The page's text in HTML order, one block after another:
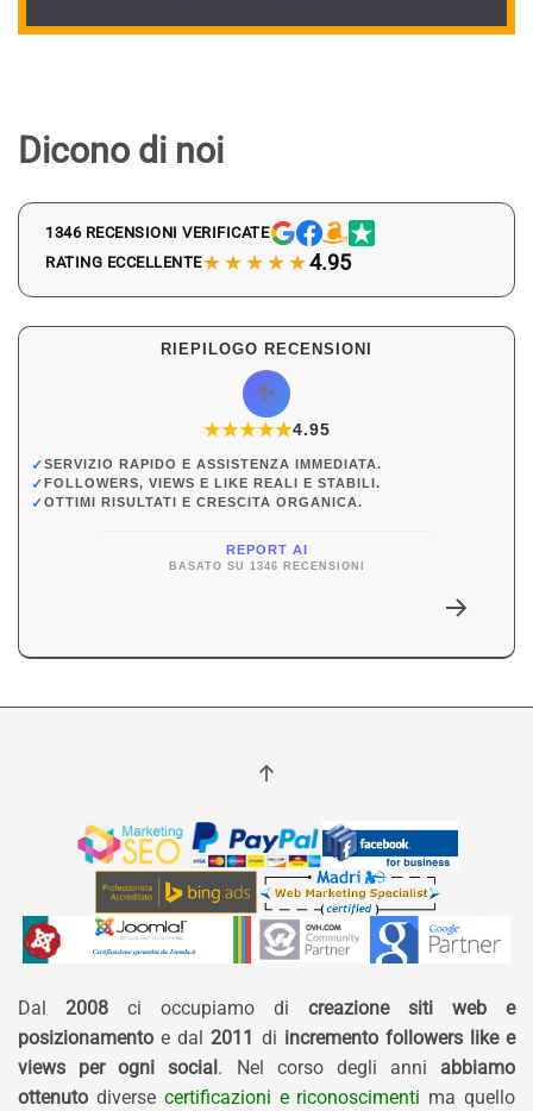
Dicono di noi
1346 RECENSIONI VERIFICATE
RATING ECCELLENTE★★★★★4.95
RIEPILOGO RECENSIONI
✨
★★★★★
★4.95
✓SERVIZIO RAPIDO E ASSISTENZA IMMEDIATA.
✓ FOLLOWERS, VIEWS E LIKE REALI E STABILI.
✓OTTIMI RISULTATI E CRESCITA ORGANICA.
REPORT AI
BASATO SU 1346 RECENSIONI
Dal 2008 ci occupiamo di creazione siti web e
posizionamento e dal 2011 di incremento followers like e
views per ogni social . Nel corso degli anni abbiamo
ottenuto diverse certificazioni e riconoscimenti ma quello